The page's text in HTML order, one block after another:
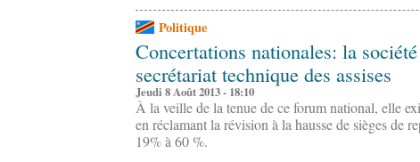
Politique
Concertations nationales: la
secrétariat technique des assises
Jeudi 8 Août 2013 - 18:10
À la veille de la tenue de ce forum national, elle
en réclamant la révision à la hausse de sièges de
19% à 60 %.